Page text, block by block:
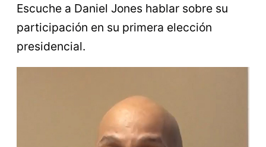
Escuche a Daniel Jones hablar sobre su
participación en su primera elección
presidencial.